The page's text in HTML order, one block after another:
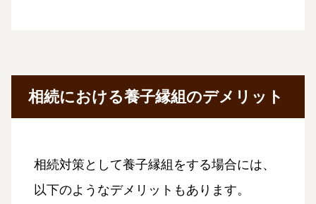
相続における養子縁組のデメリット
相続対策として養子縁組をする場合には、
以下のようなデメリットもあります。